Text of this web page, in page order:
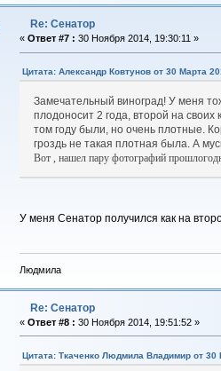
Re: Сенатор
« Ответ #7 : 30 Ноября 2014, 19:30:11 »
Цитата: Александр Ковтунов от 30 Марта
Замечательный виноград! У меня
плодоносит 2 года, второй на своих
том году были, но очень плотные.
гроздь не такая плотная была. А
Вот , нашел пару фотографий
У меня Сенатор получился как на
Людмила
Re: Сенатор
« Ответ #8 : 30 Ноября 2014, 19:51:52 »
Цитата: Ткаченко Людмила Владимир от 30